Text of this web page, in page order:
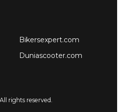
Bikersexpert.com
Duniascooter.com
rights reserved.